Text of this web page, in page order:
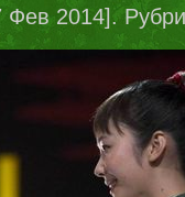
Фев 2014].